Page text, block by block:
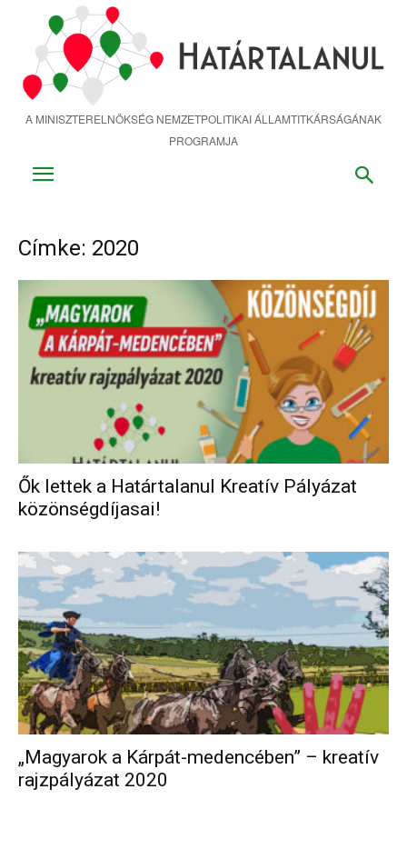
tartalomra
A MINISZTERELNÖKSÉG NEMZETPOLITIKAI ÁLLAMTITKÁRSÁGÁNAK
PROGRAMJA
Címke: 2020
Ők lettek a Határtalanul Kreatív Pályázat
közönségdíjasai!
„Magyarok a Kárpát-medencében” – kreatív
rajzpályázat 2020